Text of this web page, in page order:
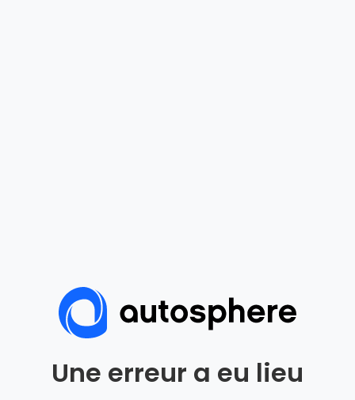
Une erreur a eu lieu